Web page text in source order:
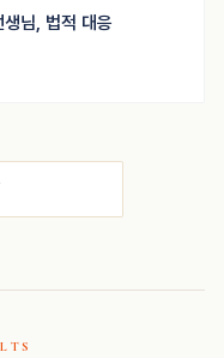
님, 법적 대응